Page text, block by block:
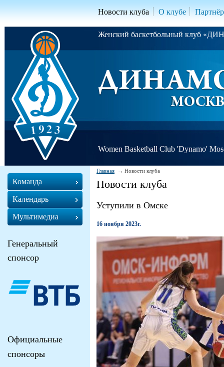
Новости клуба О клубе
Женский баскетбольный клуб
Women Basketball Club 'Dynamo'
Главная Новости клуба
Новости клуба
Уступили в Омске
16 ноября 2023г.
Команда
Календарь
Мультимедиа
Генеральный
спонсор
Официальные
спонсоры